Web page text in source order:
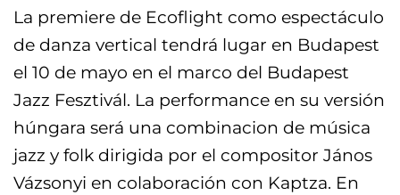
La premiere de Ecoflight como espectáculo
de danza vertical tendrá lugar en Budapest
el 10 de mayo en el marco del Budapest
Jazz Fesztivál. La performance en su versión
húngara será una combinacion de música
jazz y folk dirigida por el compositor János
Vázsonyi en colaboración con Kaptza. En